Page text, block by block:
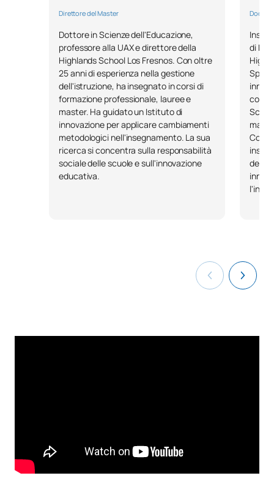
Leadership didattica e
tecniche di comunicazione
assertiva
Tirocini accademici esterni
Tesi di laurea magistrale OB
Direttore del Master
Dottore in Scienze dell'Educazione,
professore alla UAX e direttore della
Highlands School Los Fresnos. Con oltre
25 anni di esperienza nella gestione
dell'istruzione, ha insegnato in corsi di
formazione professionale, lauree e
master. Ha guidato un Istituto di
innovazione per applicare cambiamenti
metodologici nell'insegnamento. La sua
ricerca si concentra sulla responsabilità
sociale delle scuole e sull'innovazione
educativa.
di
Con